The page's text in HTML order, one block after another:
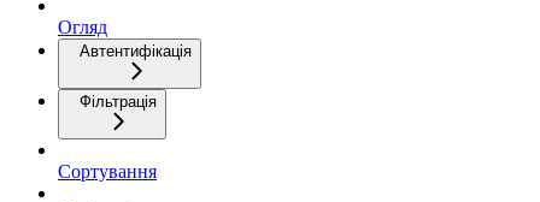
Огляд
Автентифікація
Фільтрація
Сортування